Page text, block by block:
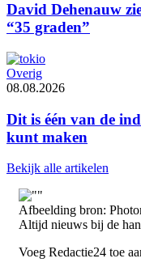
David Dehenauw
“35 graden”
Overig
08.08.2026
Dit is één van de
kunt maken
Bekijk alle artikelen
Afbeelding bron:
Altijd nieuws bij de
Voeg Redactie24 toe